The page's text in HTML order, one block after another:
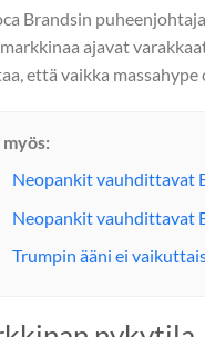
Brandsin
ajavat
että vaikka
myös:
Neopankit vauhdittavat
Neopankit vauhdittavat
Trumpin ääni ei